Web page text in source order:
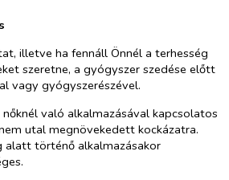
illetve ha fennáll Önnél a terhesség
szeretne, a gyógyszer szedése előtt
vagy gyógyszerészével.
való alkalmazásával kapcsolatos
utal megnövekedett kockázatra.
alatt történő alkalmazásakor